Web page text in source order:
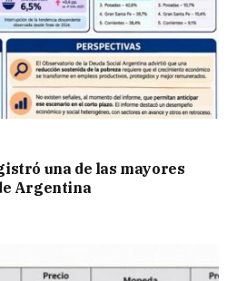
una de las mayores
Argentina